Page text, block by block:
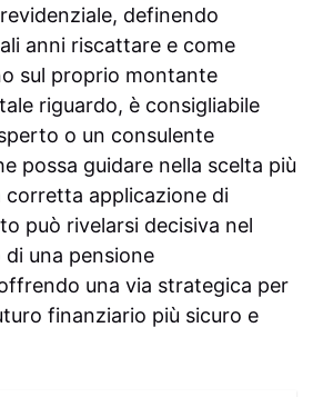
definendo
anni riscattare e come
sul proprio montante
riguardo, è consigliabile
o un consulente
possa guidare nella scelta più
corretta applicazione di
può rivelarsi decisiva nel
una pensione
una via strategica per
finanziario più sicuro e